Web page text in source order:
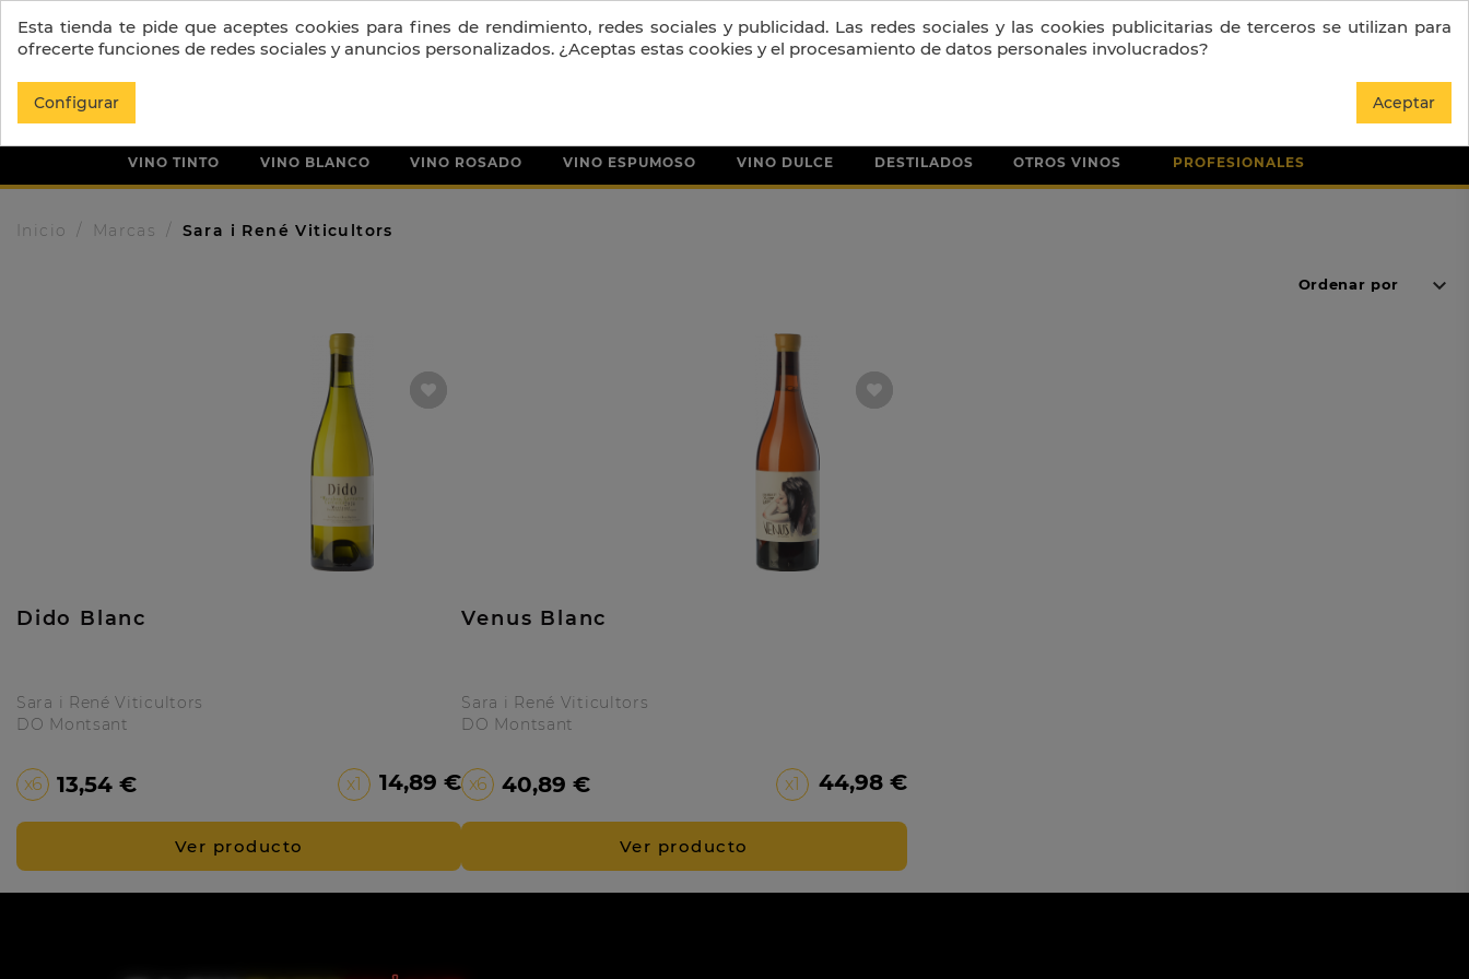
0
VINO TINTO VINO BLANCO VINO ROSADO VINO ESPUMOSO VINO DULCE DESTILADOS OTROS VINOS PROFESIONALES
Inicio Marcas Sara i René Viticultors
Ordenar por keyboard_arrow_down
Dido Blanc
Sara i René Viticultors
DO Montsant
x6 13,54 € x1 Precio
14,89 €
Ver producto
Venus Blanc
Sara i René Viticultors
DO Montsant
x6 40,89 € x1 Precio
44,98 €
Ver producto
Esta tienda te pide que aceptes cookies para fines de rendimiento, redes sociales y publicidad. Las redes sociales y las cookies publicitarias de terceros se utilizan para
ofrecerte funciones de redes sociales y anuncios personalizados. ¿Aceptas estas cookies y el procesamiento de datos personales involucrados?
Aceptar
Configurar